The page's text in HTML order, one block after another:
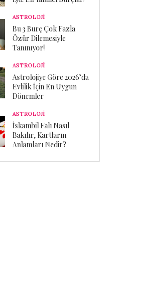
ASTROLOJİ
Bu 3 Burç Çok Fazla
Özür Dilemesiyle
Tanınıyor!
ASTROLOJİ
Astrolojiye Göre 2026’da
Evlilik İçin En Uygun
Dönemler
ASTROLOJİ
İskambil Falı Nasıl
Bakılır, Kartların
Anlamları Nedir?